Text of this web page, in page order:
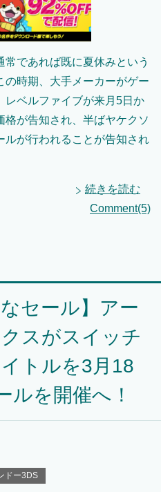
であれば既に夏休みという
の時期、大手メーカーがゲー
レベルファイブが来月5日か
格が告知され、半ばヤケクソ
ルが行われることが告知され
続きを読む
Comment(5)
セール】アー
スがスイッチ
トルを3月18
ルを開催へ！
ドー3DS